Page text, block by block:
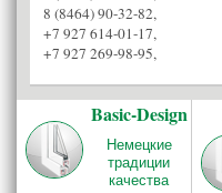
8 (8464) 90-32-82,
+7 927 614-01-17,
+7 927 269-98-95,
Basic-Design
Немецкие
традиции
качества